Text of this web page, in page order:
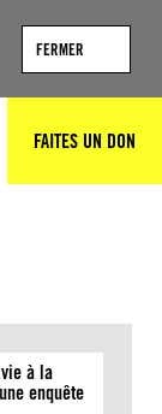
FERMER
FAITES UN DON
à la
enquête